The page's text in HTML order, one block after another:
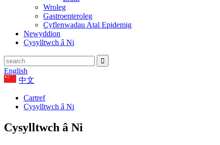
Wroleg
Gastroenteroleg
Cyflenwadau Atal Epidemig
Newyddion
Cysylltwch â Ni
English
中文
Cartref
Cysylltwch â Ni
Cysylltwch â Ni